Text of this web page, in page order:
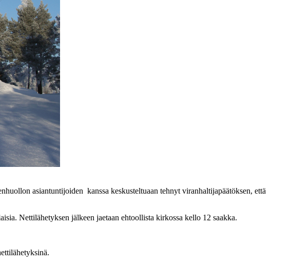
asiantuntijoiden kanssa keskusteltuaan tehnyt viranhaltijapäätöksen, että
Nettilähetyksen jälkeen jaetaan ehtoollista kirkossa kello 12 saakka.